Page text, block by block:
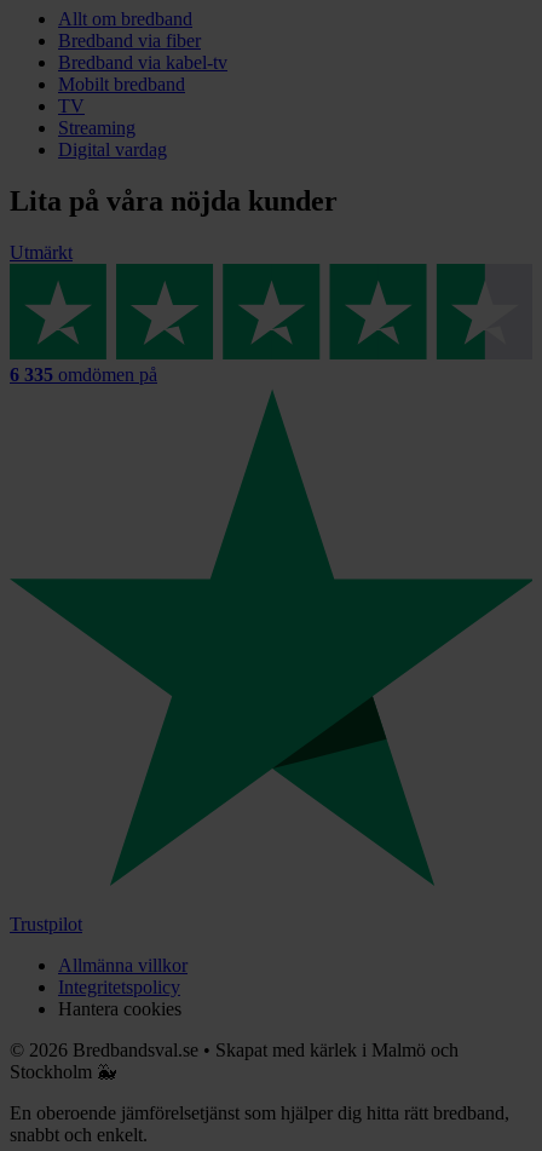
Allt om bredband
Bredband via fiber
Bredband via kabel-tv
Mobilt bredband
TV
Streaming
Digital vardag
Lita på våra nöjda kunder
Utmärkt
6 335 omdömen på
Trustpilot
Allmänna villkor
Integritetspolicy
Hantera cookies
© 2026 Bredbandsval.se • Skapat med kärlek i Malmö och
Stockholm 🐳
En oberoende jämförelsetjänst som hjälper dig hitta rätt bredband,
snabbt och enkelt.